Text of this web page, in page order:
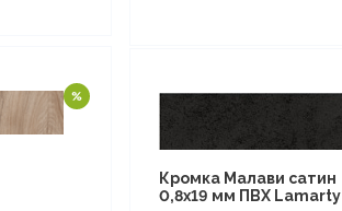
Кромка Малави сатин
0,8х19 мм ПВХ Lamarty